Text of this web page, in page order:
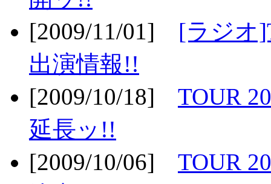
[2009/11/01] [ラジオ
出演情報!!
[2009/10/18] TOUR
延長ッ!!
[2009/10/06] TOUR